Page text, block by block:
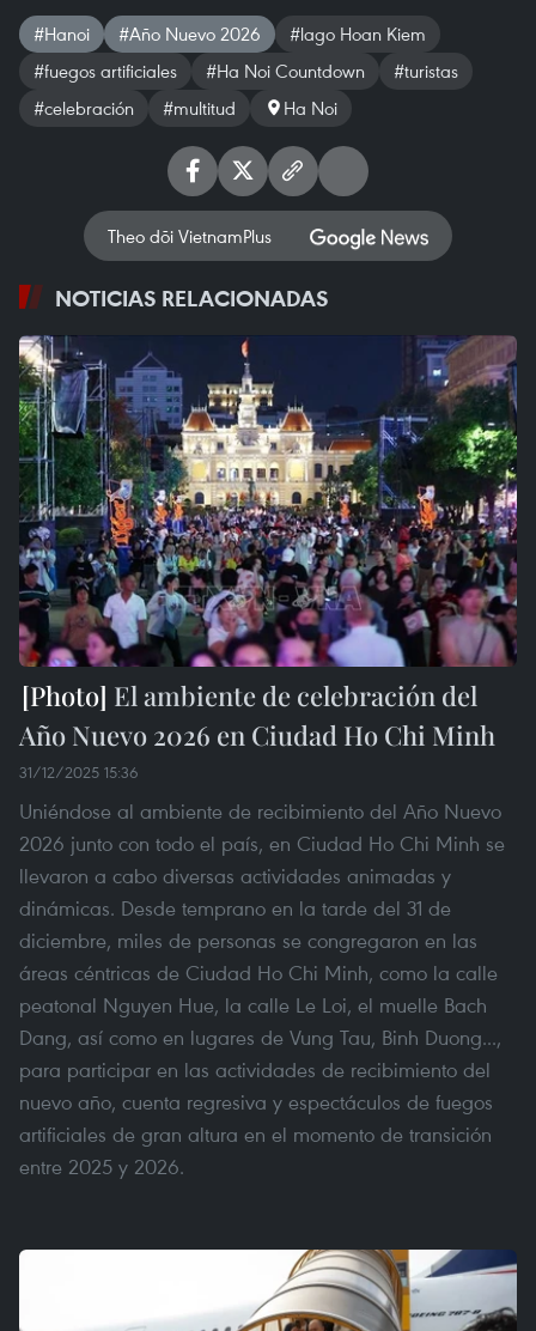
#Hanoi #Año Nuevo 2026
#lago Hoan Kiem
#fuegos artificiales
#Ha Noi Countdown
#turistas
#celebración
#multitud Ha Noi
Theo dõi VietnamPlus
NOTICIAS RELACIONADAS
El ambiente de celebración del
Año Nuevo 2026 en Ciudad Ho Chi Minh
31/12/2025 15:36
Uniéndose al ambiente de recibimiento del Año Nuevo
2026 junto con todo el país, en Ciudad Ho Chi Minh se
llevaron a cabo diversas actividades animadas y
dinámicas. Desde temprano en la tarde del 31 de
diciembre, miles de personas se congregaron en las
áreas céntricas de Ciudad Ho Chi Minh, como la calle
peatonal Nguyen Hue, la calle Le Loi, el muelle Bach
Dang, así como en lugares de Vung Tau, Binh Duong...,
para participar en las actividades de recibimiento del
nuevo año, cuenta regresiva y espectáculos de fuegos
artificiales de gran altura en el momento de transición
entre 2025 y 2026.